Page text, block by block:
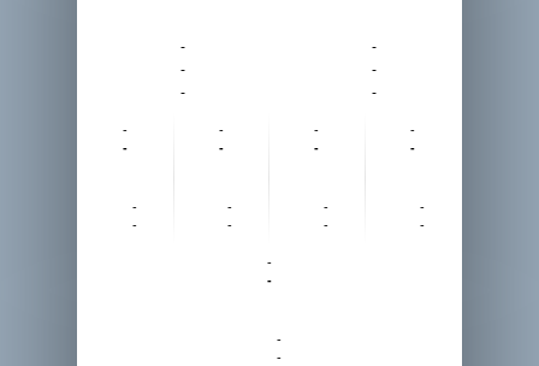
-
-
-
-
-
-
-
-
-
-
-
-
-
-
-
-
-
-
-
-
-
-
-
-
-
-